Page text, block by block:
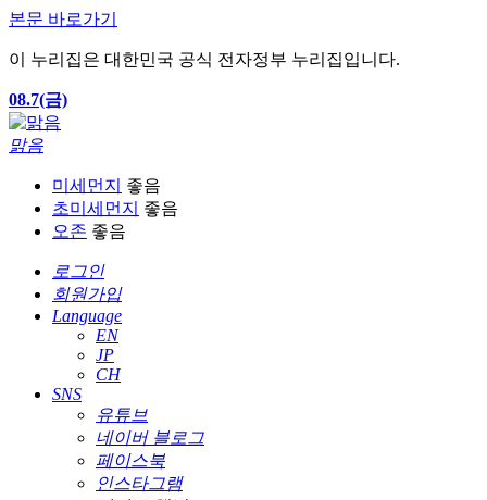
본문 바로가기
이 누리집은 대한민국 공식 전자정부 누리집입니다.
08.7(금)
맑음
미세먼지
좋음
초미세먼지
좋음
오존 좋음
로그인
회원가입
Language
EN
JP
CH
SNS
유튜브
네이버 블로그
페이스북
인스타그램